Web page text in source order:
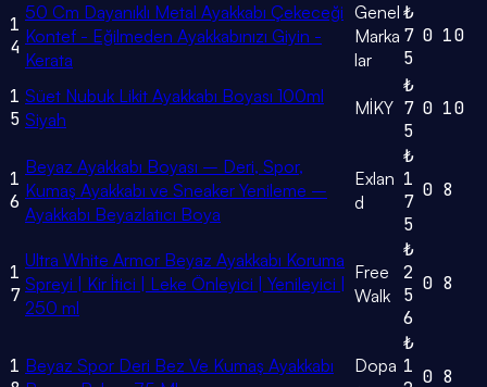
1
4
50 Cm Dayanıklı Metal Ayakkabı Çekeceği
Kontef - Eğilmeden Ayakkabınızı Giyin -
Kerata
Genel
Marka
lar
₺
7
5
0 10
1
5
Süet Nubuk Likit Ayakkabı Boyası 100ml
Siyah
MİKY
₺
7
5
0 10
1
6
Beyaz Ayakkabı Boyası – Deri, Spor,
Kumaş Ayakkabı ve Sneaker Yenileme –
Ayakkabı Beyazlatıcı Boya
Exlan
d
₺
1
7
5
0 8
1
7
Ultra White Armor Beyaz Ayakkabı Koruma
Spreyi | Kir İtici | Leke Önleyici | Yenileyici |
250 ml
Free
Walk
₺
2
5
6
0 8
1 Beyaz Spor Deri Bez Ve Kumaş Ayakkabı
Dopa
₺
1 0 8